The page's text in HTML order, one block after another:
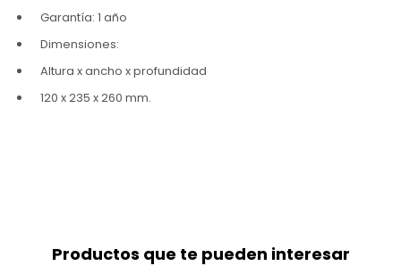
Garantía: 1 año
Dimensiones:
Altura x ancho x profundidad
120 x 235 x 260 mm.
Productos que te pueden interesar